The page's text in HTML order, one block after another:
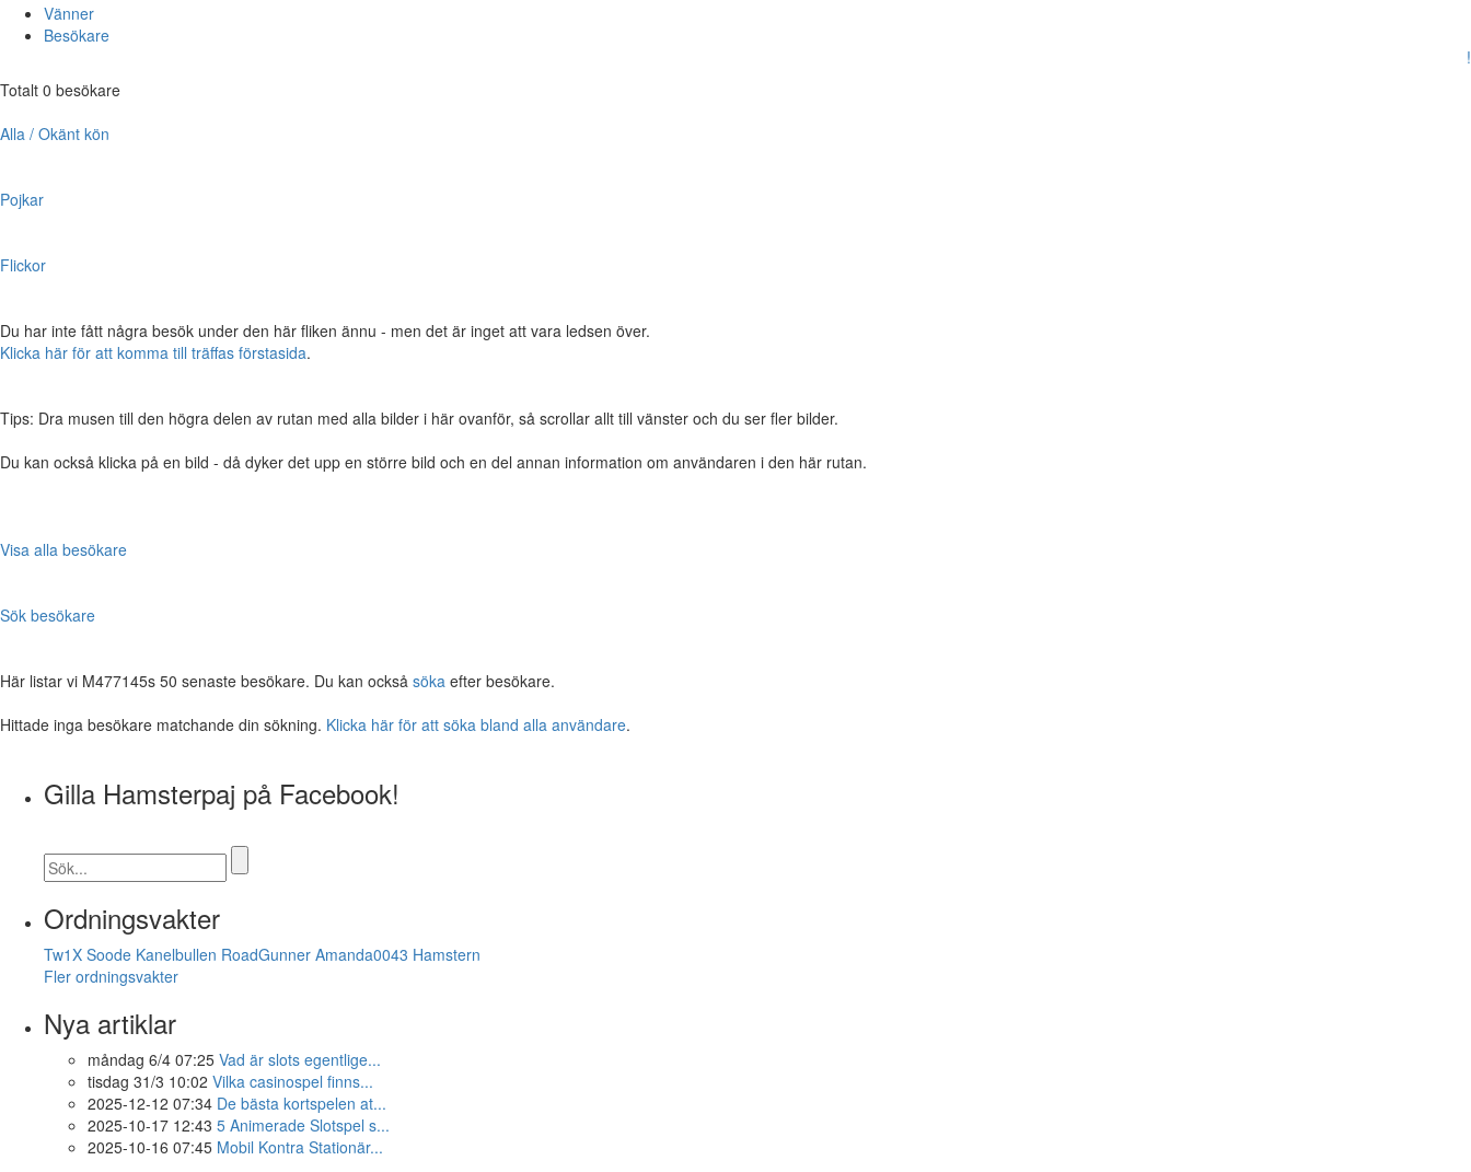
Vänner
Besökare
!
Totalt 0 besökare
Alla / Okänt kön
Pojkar
Flickor
Du har inte fått några besök under den här fliken ännu - men det är inget att vara ledsen över.
Klicka här för att komma till träffas förstasida.
Tips: Dra musen till den högra delen av rutan med alla bilder i här ovanför, så scrollar allt till vänster och du ser fler bilder.
Du kan också klicka på en bild - då dyker det upp en större bild och en del annan information om användaren i den här rutan.
Visa alla besökare
Sök besökare
Här listar vi M477145s 50 senaste besökare. Du kan också söka efter besökare.
Hittade inga besökare matchande din sökning. Klicka här för att söka bland alla användare.
Gilla Hamsterpaj på Facebook!
Ordningsvakter
Tw1X Soode Kanelbullen RoadGunner Amanda0043 Hamstern
Fler ordningsvakter
Nya artiklar
måndag 6/4 07:25 Vad är slots egentlige...
tisdag 31/3 10:02 Vilka casinospel finns...
2025-12-12 07:34 De bästa kortspelen at...
2025-10-17 12:43 5 Animerade Slotspel s...
2025-10-16 07:45 Mobil Kontra Stationär...